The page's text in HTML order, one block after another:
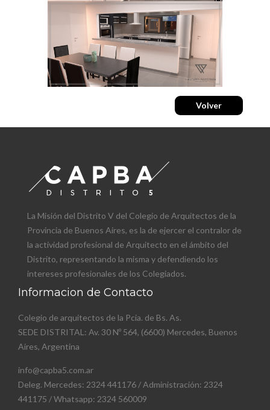
La Misión del Distrito V del Colegio de Arquitectos de la
Provincia de Buenos Aires, es la de ejercer el contralor de
la actividad profesional de Arquitecto en el ámbito del
Distrito, representando la misma y defendiendo los
intereses profesionales de los Colegiados.
Informacion de Contacto
Colegio de arquitectos de la Pcia. de Bs. As.
SEDE DISTRITAL: Av. 30 Nº 564, (6600) Mercedes, Buenos
Aires, Argentina
info@capba5.com.ar
Deleg. Mercedes: 2324 441176 / Administración: 2324
441175 / Whatsapp: 2324 560009